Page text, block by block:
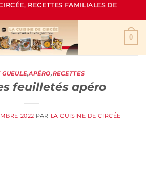
RECETTES FAMILIALES DE
0
GUEULE,APÉRO,RECETTES
feuilletés apéro
2022 PAR LA CUISINE DE CIRCÉE